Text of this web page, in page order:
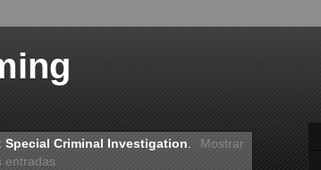
Special Criminal Investigation.
Mostrar
entradas